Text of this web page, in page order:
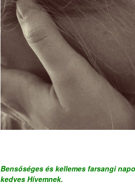
Bensőséges és kellemes farsangi
kedves Hívemnek.